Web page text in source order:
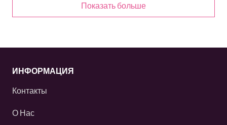
Показать больше
ИНФОРМАЦИЯ
Контакты
О Нас